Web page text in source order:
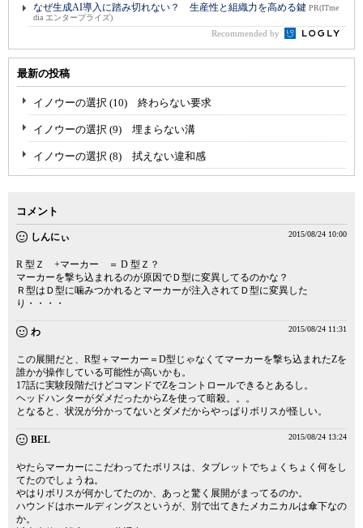
なぜ生成AI導入に踏み切れない？ 生産性と組織力を高める鍵 PR(ITme
dia エンタープライズ)
Recommended by
最新の投稿
イノウーの選択 (10) 終わらない要求
イノウーの選択 (9) 埋まらない溝
イノウーの選択 (8) 拭えない違和感
コメント
しんにぃ 2015/08/24 10:00
R 型Ｚ +マーカー ＝ D 型Ｚ？
マーカーを撃ち込まれるのが原因でＤ型に変異してるのかな？
Ｒ型はＤ型に噛みつかれるとマーカーが注入されてＤ型に変異した
り・・・・
わ 2015/08/24 11:31
この展開だと、R型＋マーカー＝D型じゃなくてマーカーを撃ち込まれたZを
誰かが操作している可能性が高いかも。
17話に実験段階だけどコマンドでZをコントロールできるとあるし。
ヘッドハンターがダメだったからZを使って暗殺。。。
となると、状況が分かってないとダメだからやっぱりボリスが怪しい。
BEL 2015/08/24 13:24
やたらマーカーにこだわってたボリスは、タブレットでちょくちょく何をし
てたのでしょうね。
やはりボリスが何かしてたのか、あっと驚く展開がまってるのか。
ハウンドはホールディングスというが、別で出てきたメカニカルは傘下なの
か。